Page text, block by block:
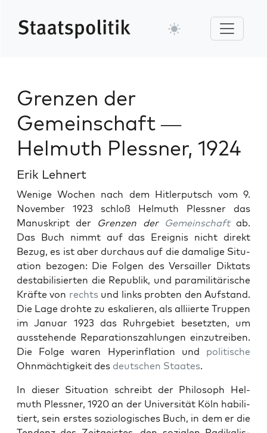
Grenzen der
Gemeinschaft —
Helmuth Plessner, 1924
Erik Lehnert
Wenige Wochen nach dem Hitler­putsch vom 9.
Novem­ber 1923 schloß Hel­muth Pless­ner das
Manuskript der Gren­zen der Gemein­schaftab.
Das Buch nimmt auf das Ereig­nis nicht direkt
Bezug, es ist aber dur­chaus auf die dama­lige Sit­u­
a­tion bezo­gen: Die Fol­gen des Ver­sailler Dik­tats
desta­bil­isierten die Repub­lik, und paramil­itärische
Kräfte von rechts und links probten den Auf­s­tand.
Die Lage dro­hte zu eskalieren, als alli­ierte Trup­pen
im Jan­u­ar 1923 das Ruhrge­bi­et beset­zten, um
ausste­hende Repa­ra­tionszahlun­gen einzutreiben.
Die Folge waren Hyper­in­fla­tion und poli­tis­che
Ohn­mächtigkeit des deutschen Staates.
In dieser Sit­u­a­tion schreibt der Philosoph Hel­
muth Pless­ner, 1920 an der Uni­ver­sität Köln habil­i­
tiert, sein erstes sozi­ol­o­gis­ches Buch, in dem er die